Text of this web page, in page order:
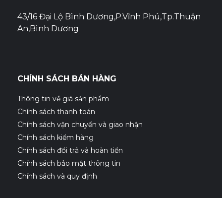
43/16 Đại Lộ Bình Dương,P.Vĩnh Phú,Tp.Thuận
An,Bình Dương
CHÍNH SÁCH BÁN HÀNG
Thông tin về giá sản phẩm
Chính sách thanh toán
Chính sách vận chuyển và giao nhận
Chính sách kiểm hàng
Chính sách đổi trả và hoàn tiền
Chính sách bảo mật thông tin
Chính sách và quy định